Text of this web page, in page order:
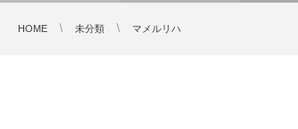
HOME 未分類 マメルリハ